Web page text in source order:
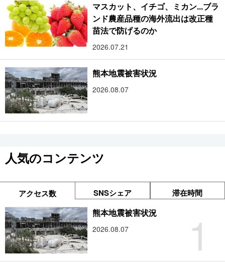
マスカット、イチゴ、ミカン...ブラ
ンド農産品種の海外流出は改正種
苗法で防げるのか
2026.07.21
熊本地震被害状況
2026.08.07
人気のコンテンツ
アクセス数 SNSシェア 滞在時間
1
熊本地震被害状況
2026.08.07